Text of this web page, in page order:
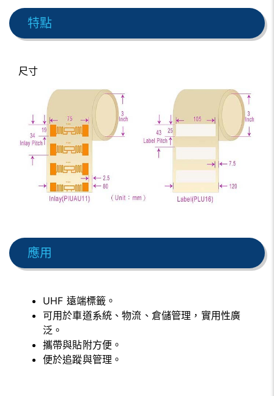
特點
尺寸
應用
UHF 遠端標籤。
可用於車道系統、物流、倉儲管理，實用性廣
泛。
攜帶與貼附方便。
便於追蹤與管理。